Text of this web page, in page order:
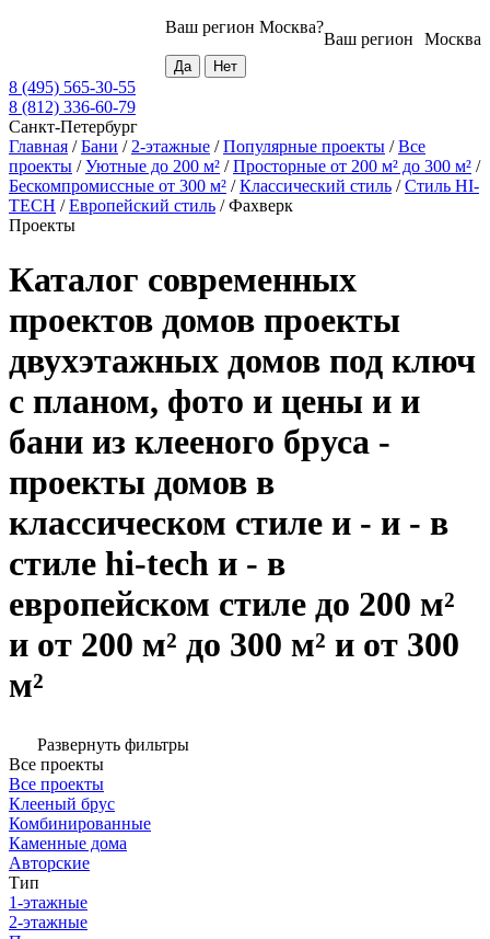
Москва
Ваш регион
Ваш регион Москва?
8 (495) 565-30-55
8 (812) 336-60-79
Санкт-Петербург
Главная /Бани / 2-этажные /Популярные проекты /Все
проекты /Уютные до 200 м² /Просторные от 200 м² до 300 м² /
Бескомпромиссные от 300 м² /Классический стиль /Стиль HI-
TECH /Европейский стиль /Фахверк
Проекты
Каталог современных
проектов домов проекты
двухэтажных домов под ключ
с планом, фото и цены и и
бани из клееного бруса -
проекты домов в
классическом стиле и - и - в
стиле hi-tech и - в
европейском стиле до 200 м²
и от 200 м² до 300 м² и от 300
м²
Развернуть фильтры
Все проекты
Все проекты
Клееный брус
Комбинированные
Каменные дома
Авторские
Тип
1-этажные
2-этажные